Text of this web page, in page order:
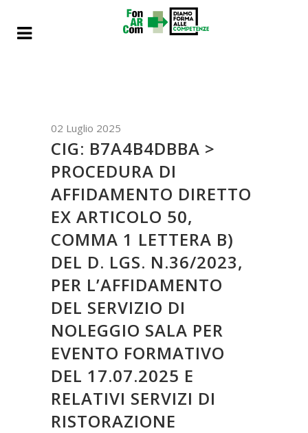
02 Luglio 2025
CIG: B7A4B4DBBA >
PROCEDURA DI
AFFIDAMENTO DIRETTO
EX ARTICOLO 50,
COMMA 1 LETTERA B)
DEL D. LGS. N.36/2023,
PER L’AFFIDAMENTO
DEL SERVIZIO DI
NOLEGGIO SALA PER
EVENTO FORMATIVO
DEL 17.07.2025 E
RELATIVI SERVIZI DI
RISTORAZIONE